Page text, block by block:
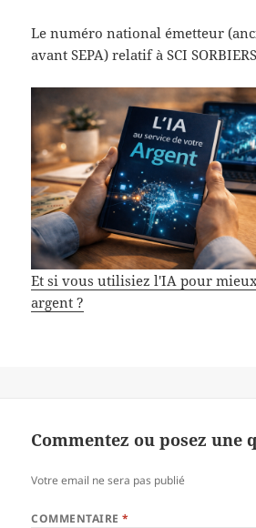
Le numéro national émetteur
avant SEPA) relatif à SCI
Et si vous utilisiez l'IA pour
argent ?
Commentez ou posez une
Votre email ne sera pas publié
COMMENTAIRE*